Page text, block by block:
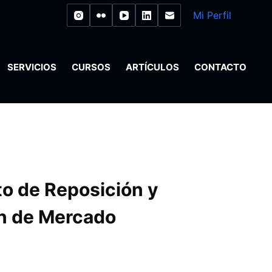
Mi Perfil
SERVICIOS CURSOS ARTÍCULOS CONTACTO
de Reposición y
de Mercado